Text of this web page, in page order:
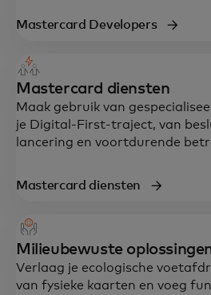
Mastercard Developers
Mastercard diensten
Maak gebruik van
je Digital-First-traject, van
lancering en voortdurende
Mastercard diensten
Milieubewuste
Verlaag je ecologische
van fysieke kaarten en voeg